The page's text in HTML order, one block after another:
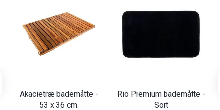
Akacietræ bademåtte -
53 x 36 cm.
Rio Premium bademåtte -
Sort